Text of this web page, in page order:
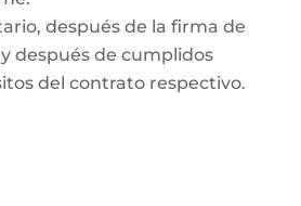
después de la firma de
después de cumplidos
del contrato respectivo.